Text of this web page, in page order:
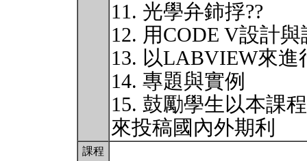
11. 光學弁鈰捊??
12. 用CODE V設計
13. 以LABVIEW來
14. 專題與實例
15. 鼓勵學生以本課
來投稿國內外期利
課程